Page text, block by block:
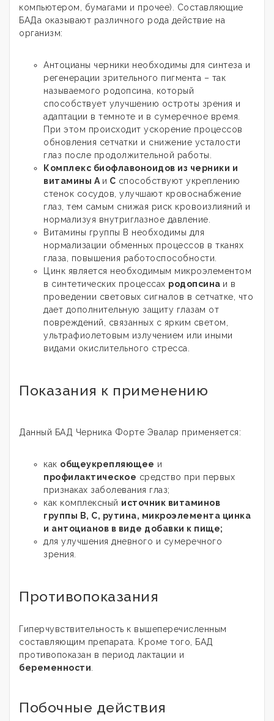
компьютером, бумагами и прочее). Составляющие
БАДа оказывают различного рода действие на
организм:
Антоцианы черники необходимы для синтеза и
регенерации зрительного пигмента – так
называемого родопсина, который
способствует улучшению остроты зрения и
адаптации в темноте и в сумеречное время.
При этом происходит ускорение процессов
обновления сетчатки и снижение усталости
глаз после продолжительной работы.
Комплекс биофлавоноидов из черники и
витамины А и С способствуют укреплению
стенок сосудов, улучшают кровоснабжение
глаз, тем самым снижая риск кровоизлияний и
нормализуя внутриглазное давление.
Витамины группы В необходимы для
нормализации обменных процессов в тканях
глаза, повышения работоспособности.
Цинк является необходимым микроэлементом
в синтетических процессах родопсина и в
проведении световых сигналов в сетчатке, что
дает дополнительную защиту глазам от
повреждений, связанных с ярким светом,
ультрафиолетовым излучением или иными
видами окислительного стресса.
Показания к применению
Данный БАД Черника Форте Эвалар применяется:
как общеукрепляющее и
профилактическое средство при первых
признаках заболевания глаз;
как комплексный источник витаминов
группы В, С, рутина, микроэлемента цинка
и антоцианов в виде добавки к пище;
для улучшения дневного и сумеречного
зрения.
Противопоказания
Гиперчувствительность к вышеперечисленным
составляющим препарата. Кроме того, БАД
противопоказан в период лактации и
беременности
Побочные действия